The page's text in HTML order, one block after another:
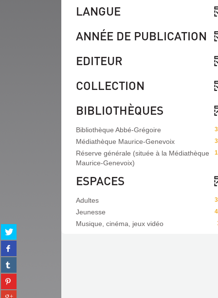
Partager
sur
twitter
(Nouvelle
fenêtre)
Partager
sur
facebook
(Nouvelle
fenêtre)
Partager
sur
tumblr
(Nouvelle
Partager
sur
Partager
LANGUE
ANNÉE DE PUBLICATION
EDITEUR
COLLECTION
BIBLIOTHÈQUES
Bibliothèque Abbé-Grégoire
Médiathèque Maurice-Genevoix
Réserve générale (située à la Médiathèque
Maurice-Genevoix)
ESPACES
Adultes
Jeunesse
Musique, cinéma, jeux vidéo